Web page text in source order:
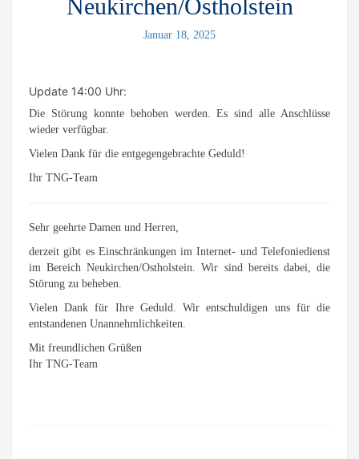
Neukirchen/Ostholstein
Januar 18, 2025
Update 14:00 Uhr:
Die Störung konnte behoben werden. Es sind alle Anschlüsse
wieder verfügbar.
Vielen Dank für die entgegengebrachte Geduld!
Ihr TNG-Team
Sehr geehrte Damen und Herren,
derzeit gibt es Einschränkungen im Internet- und Telefoniedienst
im Bereich Neukirchen/Ostholstein. Wir sind bereits dabei, die
Störung zu beheben.
Vielen Dank für Ihre Geduld. Wir entschuldigen uns für die
entstandenen Unannehmlichkeiten.
Mit freundlichen Grüßen
Ihr TNG-Team